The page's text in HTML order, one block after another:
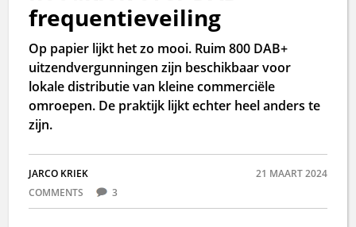
frequentieveiling
Op papier lijkt het zo mooi. Ruim 800 DAB+
uitzendvergunningen zijn beschikbaar voor
lokale distributie van kleine commerciële
omroepen. De praktijk lijkt echter heel anders te
zijn.
JARCO KRIEK
21 MAART 2024
COMMENTS
3